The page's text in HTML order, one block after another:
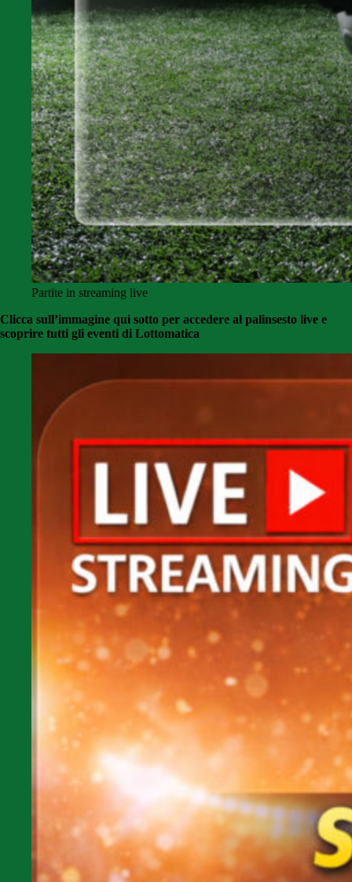
Partite in streaming live
Clicca sull’immagine qui sotto per accedere al palinsesto live e
scoprire tutti gli eventi di Lottomatica